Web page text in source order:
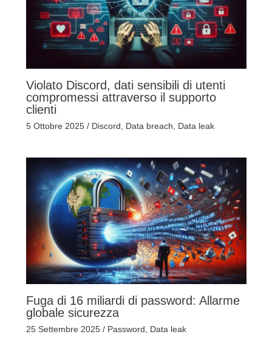
Violato Discord, dati sensibili di utenti
compromessi attraverso il supporto
clienti
5 Ottobre 2025 / Discord Data breach Data leak
Fuga di 16 miliardi di password: Allarme
globale sicurezza
25 Settembre 2025 / Password Data leak